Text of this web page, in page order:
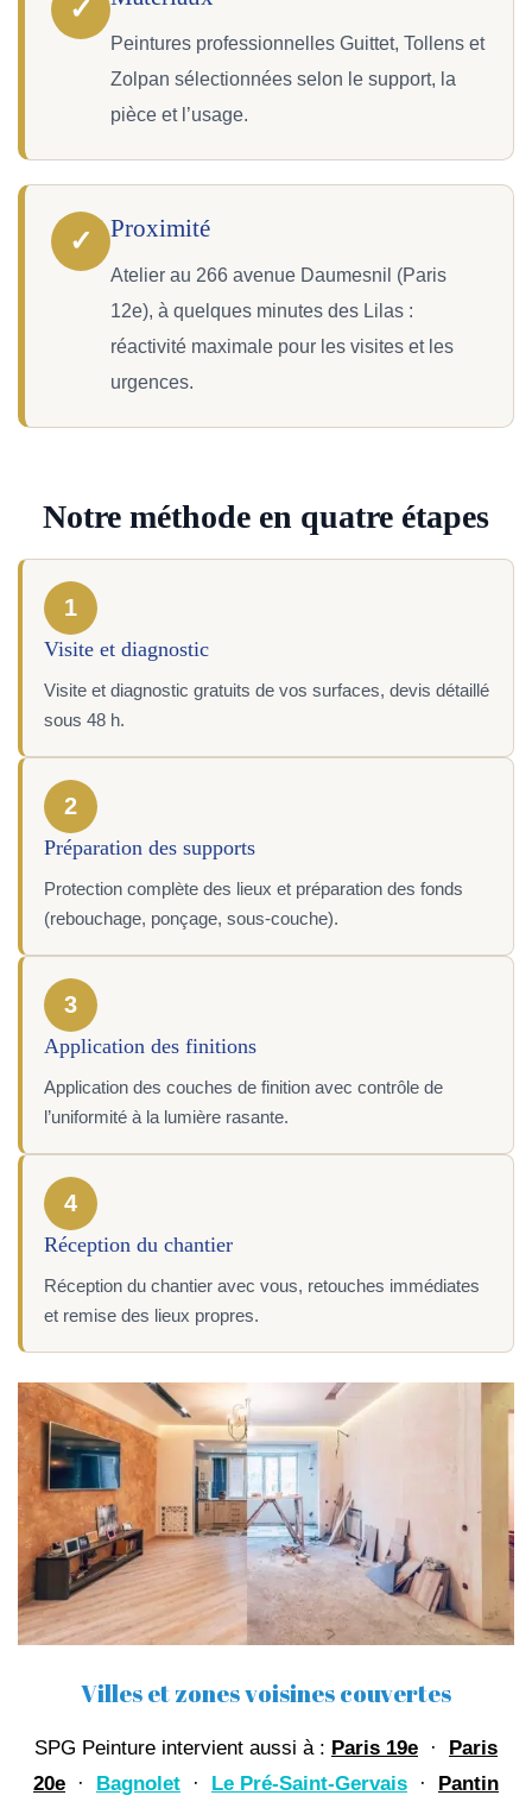
✓
Peintures professionnelles Guittet, Tollens et
Zolpan sélectionnées selon le support, la
pièce et l’usage.
✓ Proximité
Atelier au 266 avenue Daumesnil (Paris
12e), à quelques minutes des Lilas :
réactivité maximale pour les visites et les
urgences.
Notre méthode en quatre étapes
1
Visite et diagnostic
Visite et diagnostic gratuits de vos surfaces, devis détaillé
sous 48 h.
2
Préparation des supports
Protection complète des lieux et préparation des fonds
(rebouchage, ponçage, sous-couche).
3
Application des finitions
Application des couches de finition avec contrôle de
l’uniformité à la lumière rasante.
4
Réception du chantier
Réception du chantier avec vous, retouches immédiates
et remise des lieux propres.
Villes et zones voisines couvertes
SPG Peinture intervient aussi à : Paris 19e ·
Paris
20e · Bagnolet · Le Pré-Saint-Gervais · Pantin